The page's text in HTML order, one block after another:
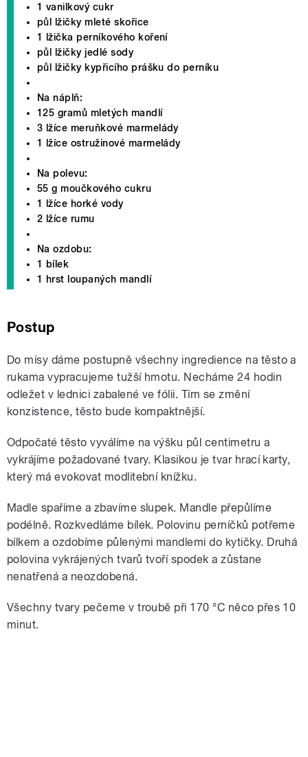
1 vanilkový cukr
půl lžičky mleté skořice
1 lžička perníkového koření
půl lžičky jedlé sody
půl lžičky kypřicího prášku do perníku
Na náplň:
125 gramů mletých mandlí
3 lžíce meruňkové marmelády
1 lžíce ostružinové marmelády
Na polevu:
55 g moučkového cukru
1 lžíce horké vody
2 lžíce rumu
Na ozdobu:
1 bílek
1 hrst loupaných mandlí
Postup
Do mísy dáme postupně všechny ingredience na těsto a
rukama vypracujeme tužší hmotu. Necháme 24 hodin
odležet v lednici zabalené ve fólii. Tím se změní
konzistence, těsto bude kompaktnější.
Odpočaté těsto vyválíme na výšku půl centimetru a
vykrájíme požadované tvary. Klasikou je tvar hrací karty,
který má evokovat modlitební knížku.
Madle spaříme a zbavíme slupek. Mandle přepůlíme
podélně. Rozkvedláme bílek. Polovinu perníčků potřeme
bílkem a ozdobíme půlenými mandlemi do kytičky. Druhá
polovina vykrájených tvarů tvoří spodek a zůstane
nenatřená a neozdobená.
Všechny tvary pečeme v troubě při 170 °C něco přes 10
minut.